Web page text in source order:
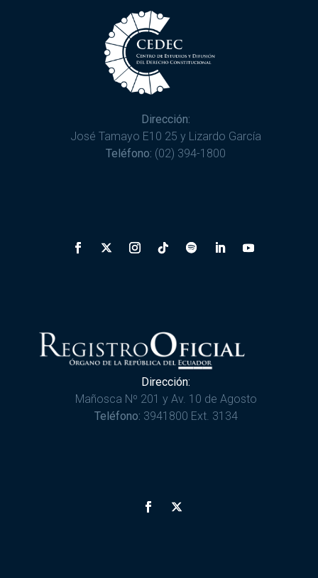
Dirección:
José Tamayo E10 25 y Lizardo García
Teléfono: (02) 394-1800
Dirección:
Mañosca Nº 201 y Av. 10 de Agosto
Teléfono: 3941800 Ext. 3134